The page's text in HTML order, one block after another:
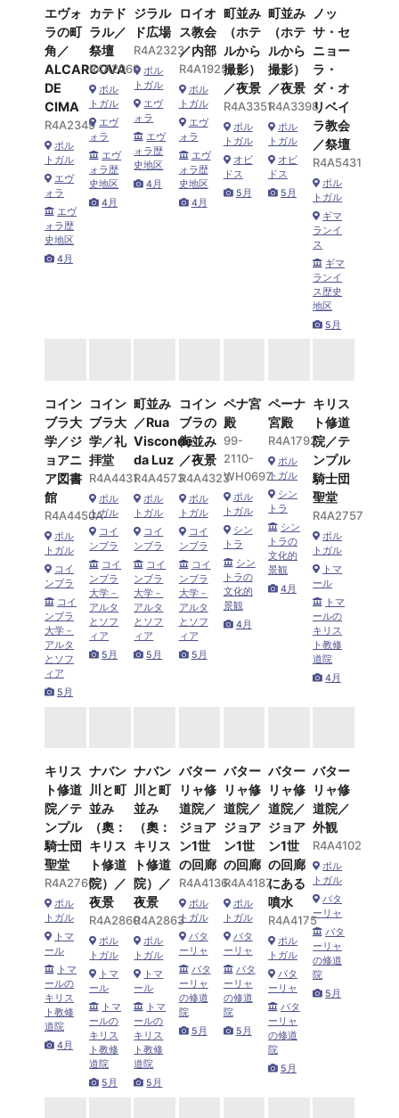
エヴォ
ラの町
角／
ALCARCOVA
DE
CIMA
R4A2349
ポル
トガル
エヴ
ォラ
エヴ
ォラ歴
史地区
4月
カテド
ラル／
祭壇
R4A2069
ポル
トガル
エヴ
ォラ
エヴ
ォラ歴
史地区
4月
ジラル
ド広場
R4A2323
ポル
トガル
エヴ
ォラ
エヴ
ォラ歴
史地区
4月
ロイオ
ス教会
／内部
R4A1925
ポル
トガル
エヴ
ォラ
エヴ
ォラ歴
史地区
4月
町並み
（ホテ
ルから
撮影）
／夜景
R4A3351
ポル
トガル
オビ
ドス
5月
町並み
（ホテ
ルから
撮影）
／夜景
R4A3398
ポル
トガル
オビ
ドス
5月
ノッ
サ・セ
ニョー
ラ・
ダ・オ
リベイ
ラ教会
／祭壇
R4A5431
ポル
トガル
ギマ
ランイ
ス
ギマ
ランイ
ス歴史
地区
5月
コイン
ブラ大
学／ジ
ョアニ
ア図書
館
R4A4450A
ポル
トガル
コイ
ンブラ
コイ
ンブラ
大学－
アルタ
とソフ
ィア
5月
コイン
ブラ大
学／礼
拝堂
R4A4431
ポル
トガル
コイ
ンブラ
コイ
ンブラ
大学－
アルタ
とソフ
ィア
5月
町並み
／Rua
Visconde
da Luz
R4A4573
ポル
トガル
コイ
ンブラ
コイ
ンブラ
大学－
アルタ
とソフ
ィア
5月
コイン
ブラの
街並み
／夜景
R4A4323
ポル
トガル
コイ
ンブラ
コイ
ンブラ
大学－
アルタ
とソフ
ィア
5月
ペナ宮
殿
99-
2110-
WH0697
ポル
トガル
シン
トラ
シン
トラの
文化的
景観
4月
ペーナ
宮殿
R4A1792
ポル
トガル
シン
トラ
シン
トラの
文化的
景観
4月
キリス
ト修道
院／テ
ンプル
騎士団
聖堂
R4A2757
ポル
トガル
トマ
ール
トマ
ールの
キリス
ト教修
道院
4月
キリス
ト修道
院／テ
ンプル
騎士団
聖堂
R4A2760
ポル
トガル
トマ
ール
トマ
ールの
キリス
ト教修
道院
4月
ナバン
川と町
並み
（奧：
キリス
ト修道
院）／
夜景
R4A2860
ポル
トガル
トマ
ール
トマ
ールの
キリス
ト教修
道院
5月
ナバン
川と町
並み
（奧：
キリス
ト修道
院）／
夜景
R4A2863
ポル
トガル
トマ
ール
トマ
ールの
キリス
ト教修
道院
5月
バター
リャ修
道院／
ジョア
ン1世
の回廊
R4A4136
ポル
トガル
バタ
ーリャ
バタ
ーリャ
の修道
院
5月
バター
リャ修
道院／
ジョア
ン1世
の回廊
R4A4187
ポル
トガル
バタ
ーリャ
バタ
ーリャ
の修道
院
5月
バター
リャ修
道院／
ジョア
ン1世
の回廊
にある
噴水
R4A4175
ポル
トガル
バタ
ーリャ
バタ
ーリャ
の修道
院
5月
バター
リャ修
道院／
外観
R4A4102
ポル
トガル
バタ
ーリャ
バタ
ーリャ
の修道
院
5月